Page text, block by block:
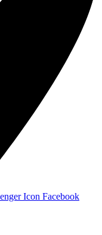
Facebook